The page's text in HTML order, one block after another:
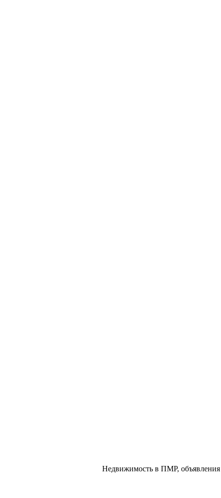
Недвижимость в ПМР, объявления